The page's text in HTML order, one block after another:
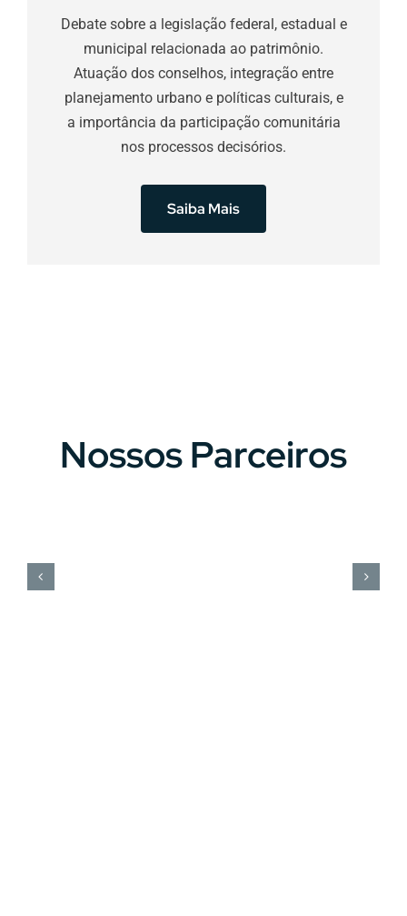
Debate sobre a legislação federal, estadual e
municipal relacionada ao patrimônio.
Atuação dos conselhos, integração entre
planejamento urbano e políticas culturais, e
a importância da participação comunitária
nos processos decisórios.
Saiba Mais
Nossos Parceiros